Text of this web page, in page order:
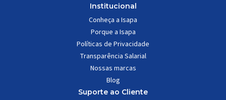
Institucional
Conheça a Isapa
Porque a Isapa
Políticas de Privacidade
Transparência Salarial
Nossas marcas
Blog
Suporte ao Cliente